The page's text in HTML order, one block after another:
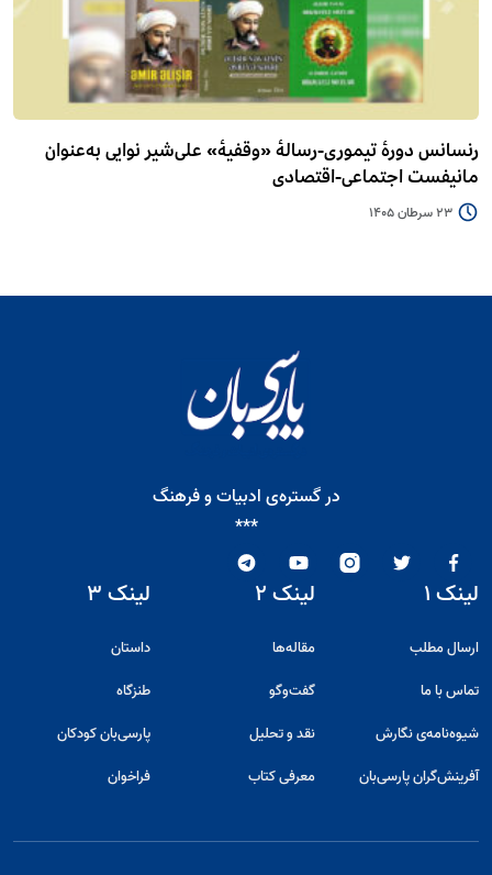
رنسانس دورۀ تیموری-رسالۀ «وقفیۀ» علی‌شیر نوایی به‌عنوان
مانیفست اجتماعی-اقتصادی
23 سرطان 1405
در گستره‌ی ادبیات و فرهنگ
***
لینک ۱
ارسال مطلب
تماس با ما
شیوه‌نامه‌ی نگارش
آفرینش‌گران پارسی‌بان
لینک ۲
مقاله‌ها
گفت‌و‌گو
نقد و تحلیل
معرفی کتاب
لینک ۳
داستان
طنزگاه
پارسی‌بان کودکان
فراخوان